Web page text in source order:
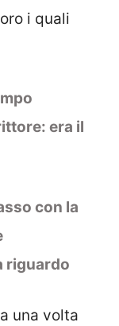
i quali
era il
con la
riguardo
una volta